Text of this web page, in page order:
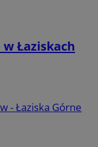
Łaziskach
- Łaziska Górne